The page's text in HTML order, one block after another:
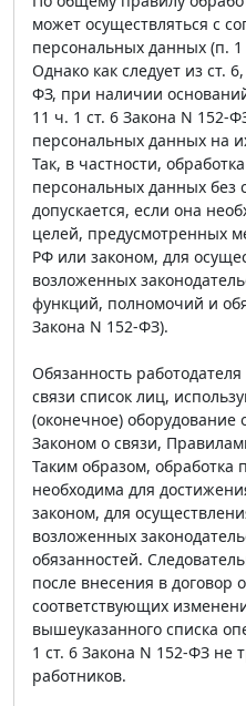
может осуществляться с
персональных данных (п.
Однако как следует из ст.
ФЗ, при наличии
11 ч. 1 ст. 6 Закона N 152-
персональных данных на
Так, в частности,
персональных данных без
допускается, если она
целей, предусмотренных
РФ или законом, для
возложенных
функций, полномочий и
Закона N 152-ФЗ).
Обязанность
связи список лиц,
(оконечное) оборудование
Законом о связи,
Таким образом, обработка
необходима для
законом, для
возложенных
обязанностей.
после внесения в договор
соответствующих
вышеуказанного списка
1 ст. 6 Закона N 152-ФЗ не
работников.